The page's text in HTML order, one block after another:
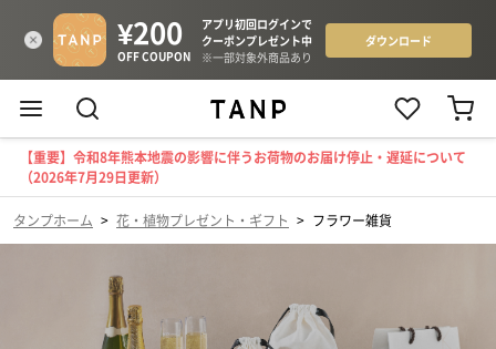
【重要】令和8年熊本地震の影響に伴うお荷物のお届け停止・遅延について
（2026年7月29日更新）
タンプホーム > 花・植物プレゼント・ギフト > フラワー雑貨